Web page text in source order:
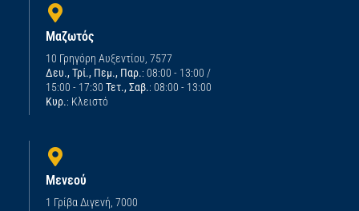
Μαζωτός
10 Γρηγόρη Αυξεντίου, 7577
Δευ., Τρί., Πεμ., Παρ.: 08:00 - 13:00 /
15:00 - 17:30 Τετ., Σαβ.: 08:00 - 13:00
Κυρ.: Κλειστό
Μενεού
1 Γρίβα Διγενή, 7000